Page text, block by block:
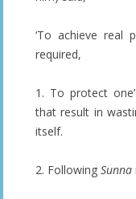
‘To achieve real
required,
1. To protect
that result in
itself.
2. Following Sunna